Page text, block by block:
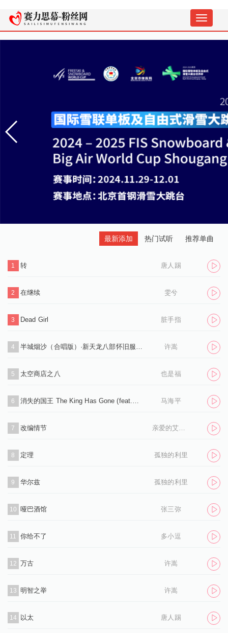
切
换
最新添加 热门试听 推荐单曲
1 转 唐人踢
2 在继续 雯兮
3 Dead Girl 脏手指
4 半城烟沙（合唱版）·新天龙八部怀旧服推广曲 许嵩
5 太空商店之八 也是福
6 消失的国王 The King Has Gone (feat.孙凌生) 马海平
7 改编情节 亲爱的艾洛伊丝
8 定理 孤独的利里
9 华尔兹 孤独的利里
10 哑巴酒馆 张三弥
11 你给不了 多小逗
12 万古 许嵩
13 明智之举 许嵩
14 以太 唐人踢